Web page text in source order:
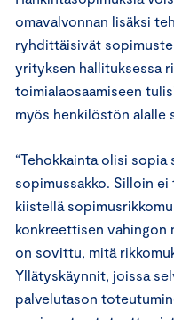
omavalvonnan lisäksi
ryhdittäisivät
yrityksen hallituksessa
toimialaosaamiseen
myös henkilöstön alalle
“Tehokkainta olisi
sopimussakko. Silloin
kiistellä
konkreettisen vahingon
on sovittu, mitä
Yllätyskäynnit, joissa
palvelutason